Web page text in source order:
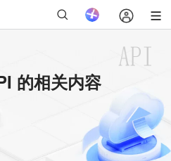
的相关内容